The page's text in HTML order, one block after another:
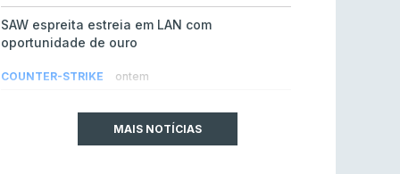
SAW espreita estreia em LAN com
oportunidade de ouro
COUNTER-STRIKE ontem
do Counter-Strike 2MAIS NOTÍCIAS